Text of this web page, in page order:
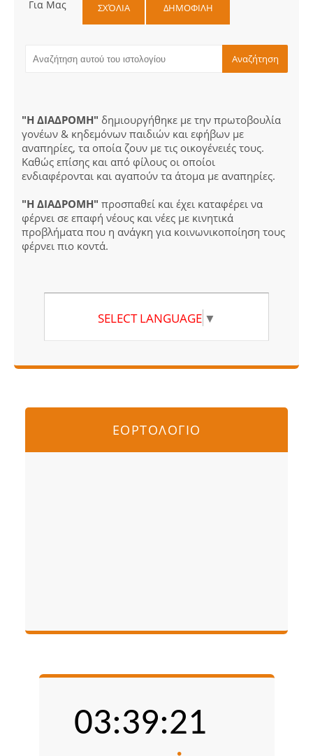
Για Μας ΣΧΌΛΙΑ ΔΗΜΟΦΙΛΗ
"Η ΔΙΑΔΡΟΜΗ" δημιουργήθηκε με την πρωτοβουλία
γονέων & κηδεμόνων παιδιών και εφήβων με
αναπηρίες, τα οποία ζουν με τις οικογένειές τους.
Καθώς επίσης και από φίλους οι οποίοι
ενδιαφέρονται και αγαπούν τα άτομα με αναπηρίες.
"Η ΔΙΑΔΡΟΜΗ" προσπαθεί και έχει καταφέρει να
φέρνει σε επαφή νέους και νέες με κινητικά
προβλήματα που η ανάγκη για κοινωνικοποίηση τους
φέρνει πιο κοντά.
SELECT LANGUAGE ▼
ΕΟΡΤΟΛΟΓΙΟ